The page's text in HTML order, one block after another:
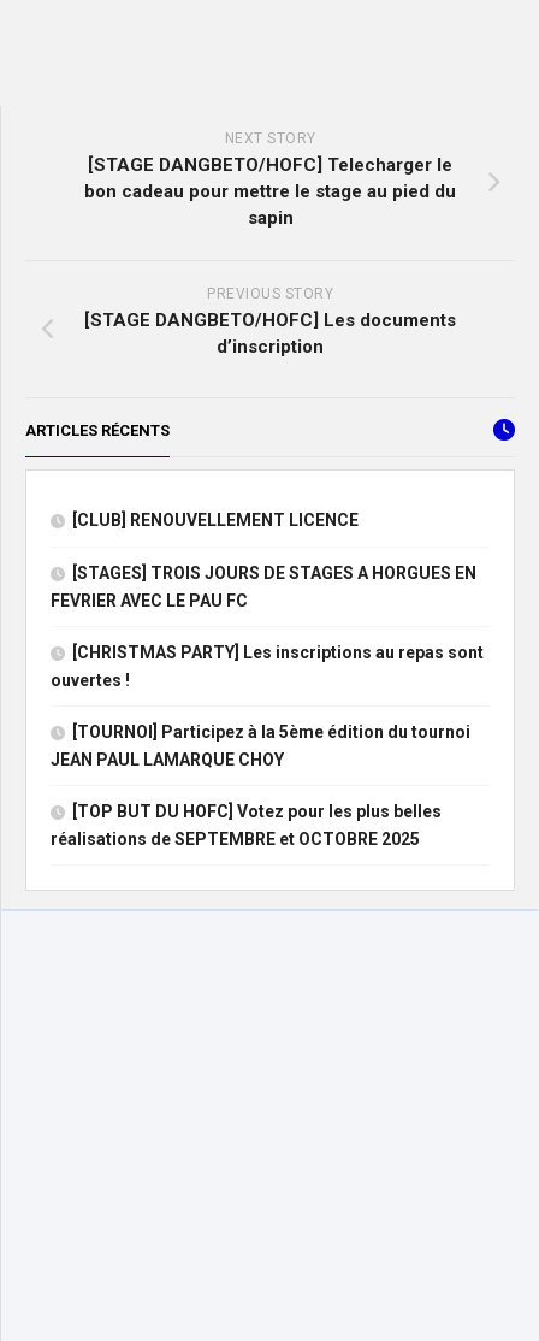
NEXT STORY
[STAGE DANGBETO/HOFC] Telecharger le
bon cadeau pour mettre le stage au pied du
sapin
PREVIOUS STORY
[STAGE DANGBETO/HOFC] Les documents
d’inscription
ARTICLES RÉCENTS
[CLUB] RENOUVELLEMENT LICENCE
[STAGES] TROIS JOURS DE STAGES A HORGUES EN
FEVRIER AVEC LE PAU FC
[CHRISTMAS PARTY] Les inscriptions au repas sont
ouvertes !
[TOURNOI] Participez à la 5ème édition du tournoi
JEAN PAUL LAMARQUE CHOY
[TOP BUT DU HOFC] Votez pour les plus belles
réalisations de SEPTEMBRE et OCTOBRE 2025